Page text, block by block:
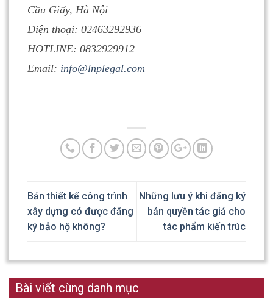
Cầu Giấy, Hà Nội
Điện thoại: 02463292936
HOTLINE: 0832929912
Email: info@lnplegal.com
Bản thiết kế công trình
xây dựng có được đăng
ký bảo hộ không?
Những lưu ý khi đăng ký
bản quyền tác giả cho
tác phẩm kiến trúc
Bài viết cùng danh mục